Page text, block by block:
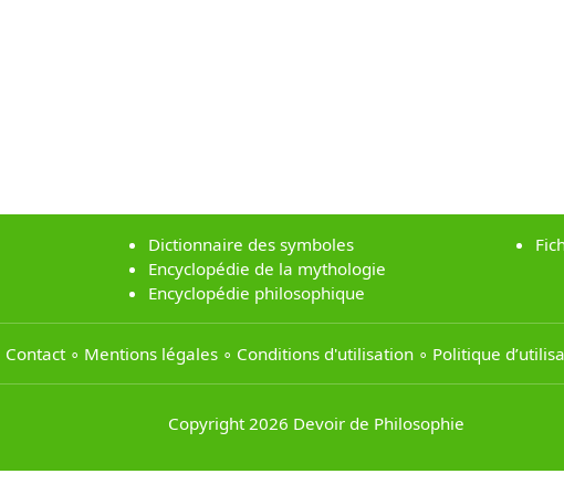
Dictionnaire des symboles
Encyclopédie de la mythologie
Encyclopédie philosophique
Contact∘ Mentions légales∘ Conditions d'utilisation∘ Politique
Copyright 2026 Devoir de Philosophie